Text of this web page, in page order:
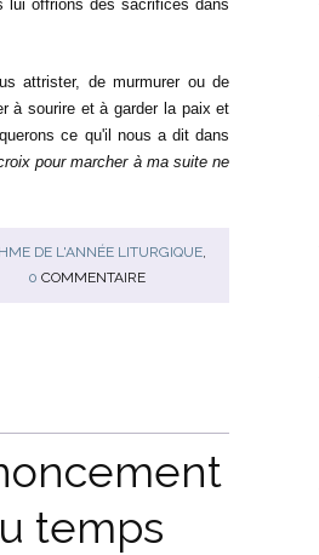
lui offrions des sacrifices dans
attrister, de murmurer ou de
à sourire et à garder la paix et
ce qu'il nous a dit dans
pour marcher à ma suite ne
DE L'ANNÉE LITURGIQUE,
0 COMMENTAIRE
temps